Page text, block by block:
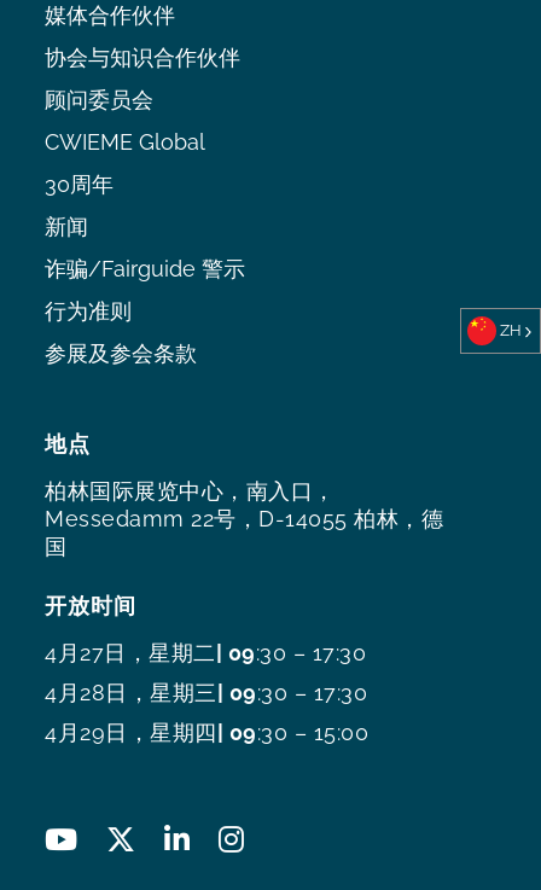
地点
柏林国际展览中心，南入口，
Messedamm 22号，D-14055 柏林，德
国
开放时间
4月27日，星期二| 09:30 – 17:30
4月28日，星期三| 09:30 – 17:30
4月29日，星期四| 09:30 – 15:00
媒体合作伙伴
协会与知识合作伙伴
顾问委员会
CWIEME Global
30周年
新闻
诈骗/Fairguide 警示
行为准则
参展及参会条款
ZH